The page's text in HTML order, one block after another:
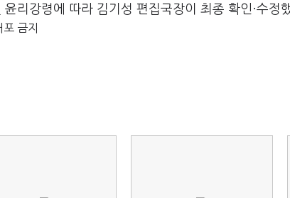
리강령에 따라 김기성 편집국장이 최종 확인·수정
금지